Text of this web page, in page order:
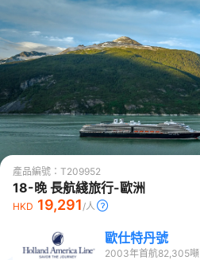
產品編號： T209952
18-晚 長航綫旅行-歐洲
HKD 19,291/人
歐仕特丹號
2003年首航82,305噸